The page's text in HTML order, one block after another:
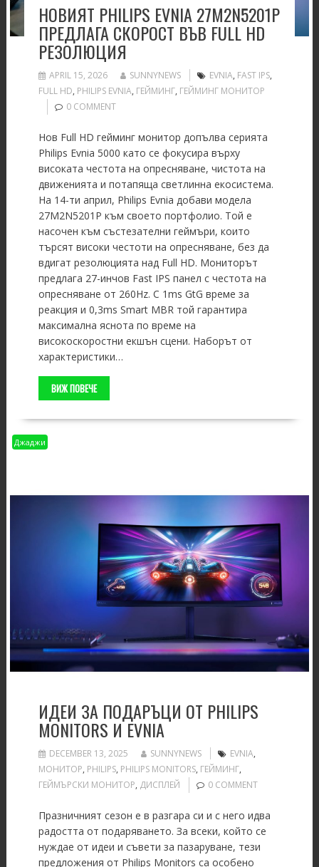
НОВИЯТ PHILIPS EVNIA 27M2N5201P
ПРЕДЛАГА СКОРОСТ ВЪВ FULL HD
РЕЗОЛЮЦИЯ
APRIL 15, 2026 SUNNYNEWS EVNIA, FAST IPS,
FULL HD, PHILIPS EVNIA, ГЕЙМИНГ, ГЕЙМИНГ МОНИТОР
0 COMMENT
Нов Full HD гейминг монитор допълва серията
Philips Evnia 5000 като се фокусира върху
високата честота на опресняване, чистота на
движенията и потапяща светлинна екосистема.
На 14-ти април, Philips Evnia добави модела
27M2N5201P към своето портфолио. Той е
насочен към състезателни геймъри, които
търсят високи честоти на опресняване, без да
вдигат резолюцията над Full HD. Мониторът
предлага 27-инчов Fast IPS панел с честота на
опресняване от 260Hz. С 1ms GtG време за
реакция и 0,3ms Smart MBR той гарантира
максимална яснота по време на
високоскоростни екшън сцени. Наборът от
характеристики…
ВИЖ ПОВЕЧЕ
Джаджи
ИДЕИ ЗА ПОДАРЪЦИ ОТ PHILIPS
MONITORS И EVNIA
DECEMBER 13, 2025 SUNNYNEWS EVNIA,
MОНИТОР, PHILIPS, PHILIPS MONITORS, ГЕЙМИНГ,
ГЕЙМЪРСКИ МОНИТОР, ДИСПЛЕЙ 0 COMMENT
Празничният сезон е в разгара си и с него идва
радостта от подаряването. За всеки, който се
нуждае от идеи и съвети за пазаруване, тези
предложения от Philips Monitors са особено